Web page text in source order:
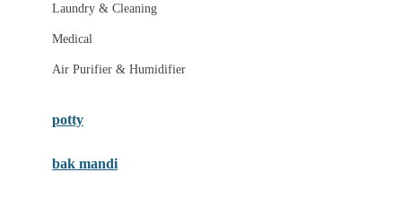
Megabloks
Micro
MiDeer
Moby
Laundry & Cleaning
Medical
Air Purifier & Humidifier
potty
bak mandi